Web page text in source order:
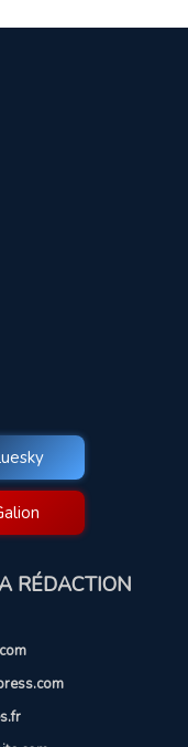
RÉDACTION